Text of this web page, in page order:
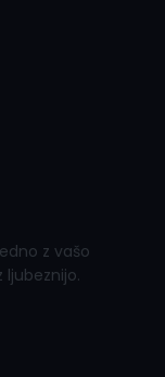
z vašo
ljubeznijo.